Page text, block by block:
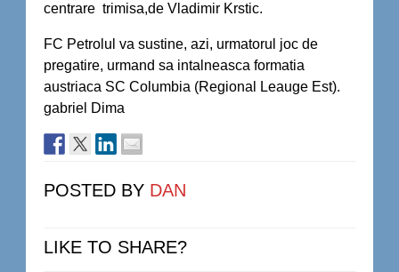
centrare trimisa,de Vladimir Krstic.
FC Petrolul va sustine, azi, urmatorul joc de
pregatire, urmand sa intalneasca formatia
austriaca SC Columbia (Regional Leauge Est).
gabriel Dima
POSTED BY DAN
LIKE TO SHARE?